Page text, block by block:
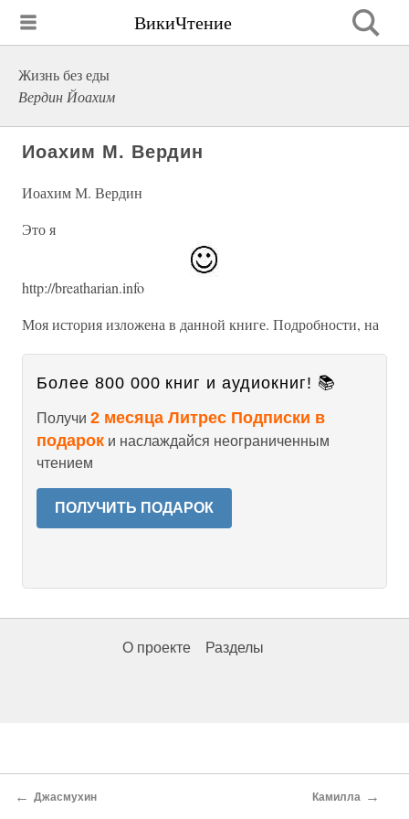
ВикиЧтение
Жизнь без еды
Вердин Йоахим
Иоахим М. Вердин
Иоахим М. Вердин
Это я
http://breatharian.info
Моя история изложена в данной книге. Подробности, на
Более 800 000 книг и аудиокниг! 📚
Получи 2 месяца Литрес Подписки в
подарок и наслаждайся неограниченным
чтением
ПОЛУЧИТЬ ПОДАРОК
О проекте Разделы
← Джасмухин Камилла →